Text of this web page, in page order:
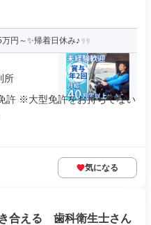
円～✨帰着日休み♪
所
許 ※大型免許をお持ちでない
気になる
合える 歯科衛生士さん